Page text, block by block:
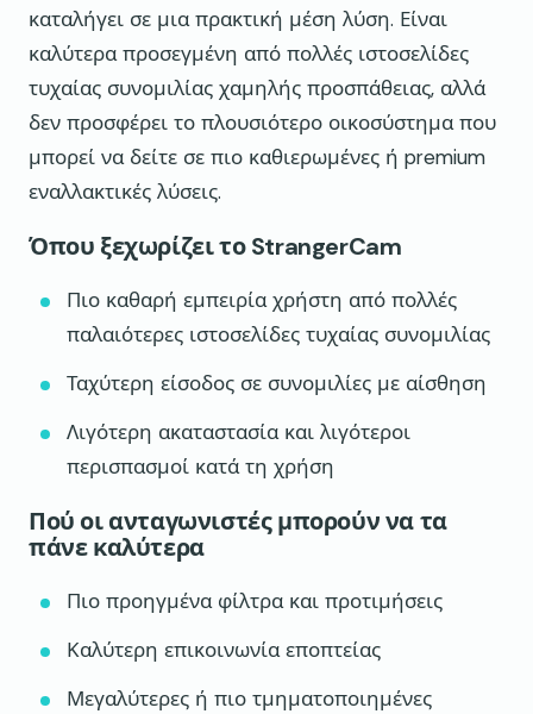
καταλήγει σε μια πρακτική μέση λύση. Είναι
καλύτερα προσεγμένη από πολλές ιστοσελίδες
τυχαίας συνομιλίας χαμηλής προσπάθειας, αλλά
δεν προσφέρει το πλουσιότερο οικοσύστημα που
μπορεί να δείτε σε πιο καθιερωμένες ή premium
εναλλακτικές λύσεις.
Όπου ξεχωρίζει το StrangerCam
Πιο καθαρή εμπειρία χρήστη από πολλές
παλαιότερες ιστοσελίδες τυχαίας συνομιλίας
Ταχύτερη είσοδος σε συνομιλίες με αίσθηση
Λιγότερη ακαταστασία και λιγότεροι
περισπασμοί κατά τη χρήση
Πού οι ανταγωνιστές μπορούν να τα
πάνε καλύτερα
Πιο προηγμένα φίλτρα και προτιμήσεις
Καλύτερη επικοινωνία εποπτείας
Μεγαλύτερες ή πιο τμηματοποιημένες